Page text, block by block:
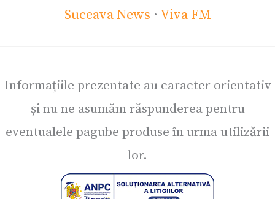
Suceava News · Viva FM
Informațiile prezentate au caracter orientativ
și nu ne asumăm răspunderea pentru
eventualele pagube produse în urma utilizării
lor.